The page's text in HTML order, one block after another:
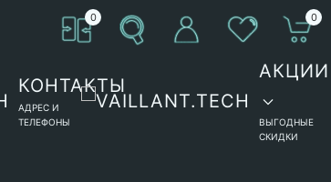
0 0
КОНТАКТЫ
АДРЕС И
ТЕЛЕФОНЫ
АКЦИИ
ВЫГОДНЫЕ
СКИДКИ